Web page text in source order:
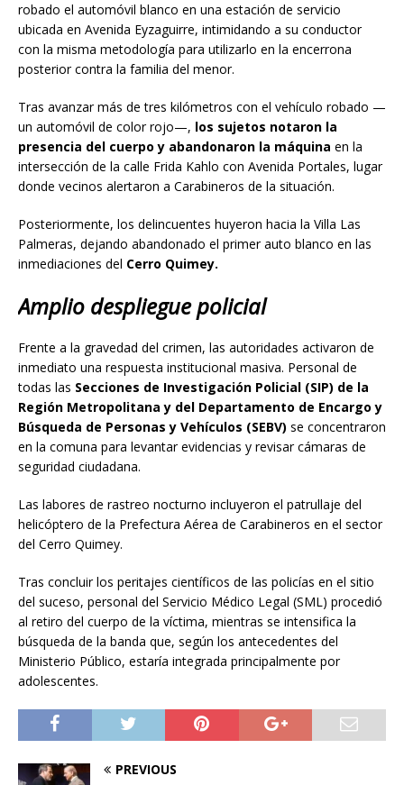
robado el automóvil blanco en una estación de servicio
ubicada en Avenida Eyzaguirre, intimidando a su conductor
con la misma metodología para utilizarlo en la encerrona
posterior contra la familia del menor.
Tras avanzar más de tres kilómetros con el vehículo robado —
un automóvil de color rojo—, los sujetos notaron la
presencia del cuerpo y abandonaron la máquina en la
intersección de la calle Frida Kahlo con Avenida Portales, lugar
donde vecinos alertaron a Carabineros de la situación.
Posteriormente, los delincuentes huyeron hacia la Villa Las
Palmeras, dejando abandonado el primer auto blanco en las
inmediaciones del Cerro Quimey.
Amplio despliegue policial
Frente a la gravedad del crimen, las autoridades activaron de
inmediato una respuesta institucional masiva. Personal de
todas las Secciones de Investigación Policial (SIP) de la
Región Metropolitana y del Departamento de Encargo y
Búsqueda de Personas y Vehículos (SEBV) se concentraron
en la comuna para levantar evidencias y revisar cámaras de
seguridad ciudadana.
Las labores de rastreo nocturno incluyeron el patrullaje del
helicóptero de la Prefectura Aérea de Carabineros en el sector
del Cerro Quimey.
Tras concluir los peritajes científicos de las policías en el sitio
del suceso, personal del Servicio Médico Legal (SML) procedió
al retiro del cuerpo de la víctima, mientras se intensifica la
búsqueda de la banda que, según los antecedentes del
Ministerio Público, estaría integrada principalmente por
adolescentes.
PREVIOUS